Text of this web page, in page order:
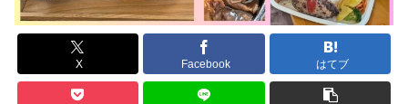
X Facebook はてブ